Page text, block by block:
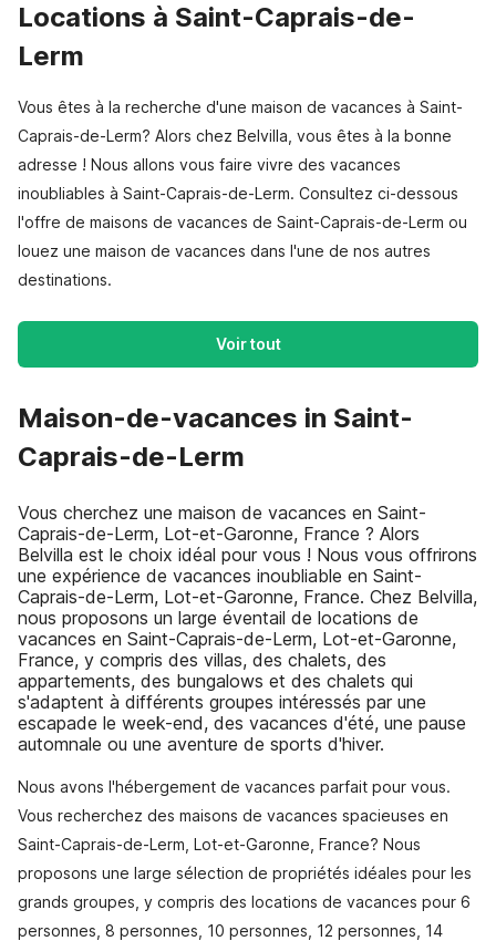
Locations à Saint-Caprais-de-
Lerm
Vous êtes à la recherche d'une maison de vacances à Saint-
Caprais-de-Lerm? Alors chez Belvilla, vous êtes à la bonne
adresse ! Nous allons vous faire vivre des vacances
inoubliables à Saint-Caprais-de-Lerm. Consultez ci-dessous
l'offre de maisons de vacances de Saint-Caprais-de-Lerm ou
louez une maison de vacances dans l'une de nos autres
destinations.
Voir tout
Maison-de-vacances in Saint-
Caprais-de-Lerm
Vous cherchez une maison de vacances en Saint-
Caprais-de-Lerm, Lot-et-Garonne, France ? Alors
Belvilla est le choix idéal pour vous ! Nous vous offrirons
une expérience de vacances inoubliable en Saint-
Caprais-de-Lerm, Lot-et-Garonne, France. Chez Belvilla,
nous proposons un large éventail de locations de
vacances en Saint-Caprais-de-Lerm, Lot-et-Garonne,
France, y compris des villas, des chalets, des
appartements, des bungalows et des chalets qui
s'adaptent à différents groupes intéressés par une
escapade le week-end, des vacances d'été, une pause
automnale ou une aventure de sports d'hiver.
Nous avons l'hébergement de vacances parfait pour vous.
Vous recherchez des maisons de vacances spacieuses en
Saint-Caprais-de-Lerm, Lot-et-Garonne, France? Nous
proposons une large sélection de propriétés idéales pour les
grands groupes, y compris des locations de vacances pour 6
personnes, 8 personnes, 10 personnes, 12 personnes, 14